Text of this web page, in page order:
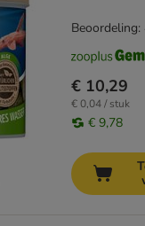
€ 10,29
€ 0,04 / stuk
€ 9,78
Beoordeling: